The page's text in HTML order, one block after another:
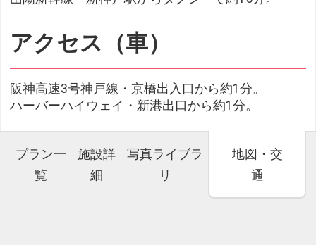
アクセス（車）
阪神高速3号神戸線・京橋出入口から約1分。
ハーバーハイウェイ・新港出口から約1分。
プラン一
覧
施設詳
細
写真ライブラ
リ
地図・交
通